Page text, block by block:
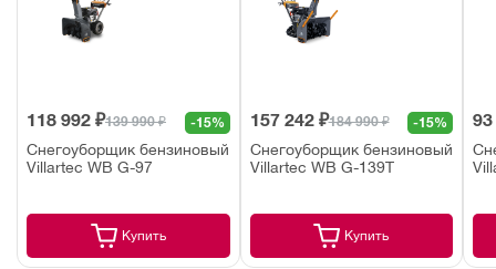
118 992 ₽139 990 ₽ -15%
Снегоуборщик бензиновый
Villartec WB G-97
Купить
157 242 ₽184 990 ₽ -15%
Снегоуборщик бензиновый
Villartec WB G-139T
Купить
93